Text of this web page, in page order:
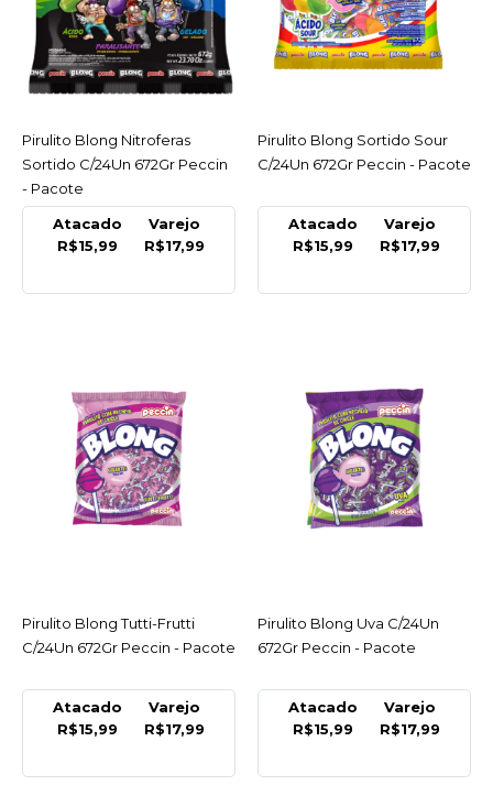
COMPRAR
PECCIN
C/24Un 672Gr Peccin -
Pacote
R$17,99
COMPARAR
LISTA DE DESEJO
Pirulito Blong Nitroferas
Sortido C/24Un 672Gr
COMPRAR
COMPARAR
LISTA DE DESEJO
ACESSAR
Pirulito Blong Nitroferas
Sortido C/24Un 672Gr Peccin
- Pacote
Atacado
R$15,99
Varejo
R$17,99
ACESSAR
Pirulito Blong Sortido Sour
C/24Un 672Gr Peccin - Pacote
Atacado
R$15,99
Varejo
R$17,99
ACESSAR
Pirulito Blong Tutti-Frutti
C/24Un 672Gr Peccin - Pacote
Atacado
R$15,99
Varejo
R$17,99
ACESSAR
Pirulito Blong Uva C/24Un
672Gr Peccin - Pacote
Atacado
R$15,99
Varejo
R$17,99